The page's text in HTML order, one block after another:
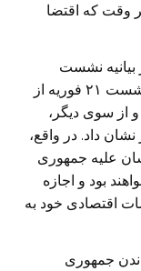
وقت که اقتضا
بیانیه نشست
پاریس دریچه‌ای به سوی آینده می‌گشاید. نشست ۲۱ فوریه از
از سوی دیگر،
داد. در واقع،
علیه جمهوری
بود و اجازه
اقتصادی خود به
جمهوری